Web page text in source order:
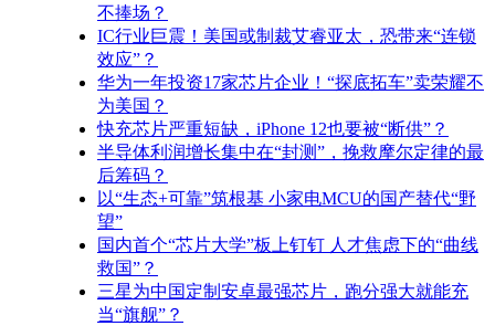
不捧场？
IC行业巨震！美国或制裁艾睿亚太，恐带来“连锁
效应”？
华为一年投资17家芯片企业！“探底拓车”卖荣耀不
为美国？
快充芯片严重短缺，iPhone 12也要被“断供”？
半导体利润增长集中在“封测”，挽救摩尔定律的最
后筹码？
以“生态+可靠”筑根基 小家电MCU的国产替代“野
望”
国内首个“芯片大学”板上钉钉 人才焦虑下的“曲线
救国”？
三星为中国定制安卓最强芯片，跑分强大就能充
当“旗舰”？